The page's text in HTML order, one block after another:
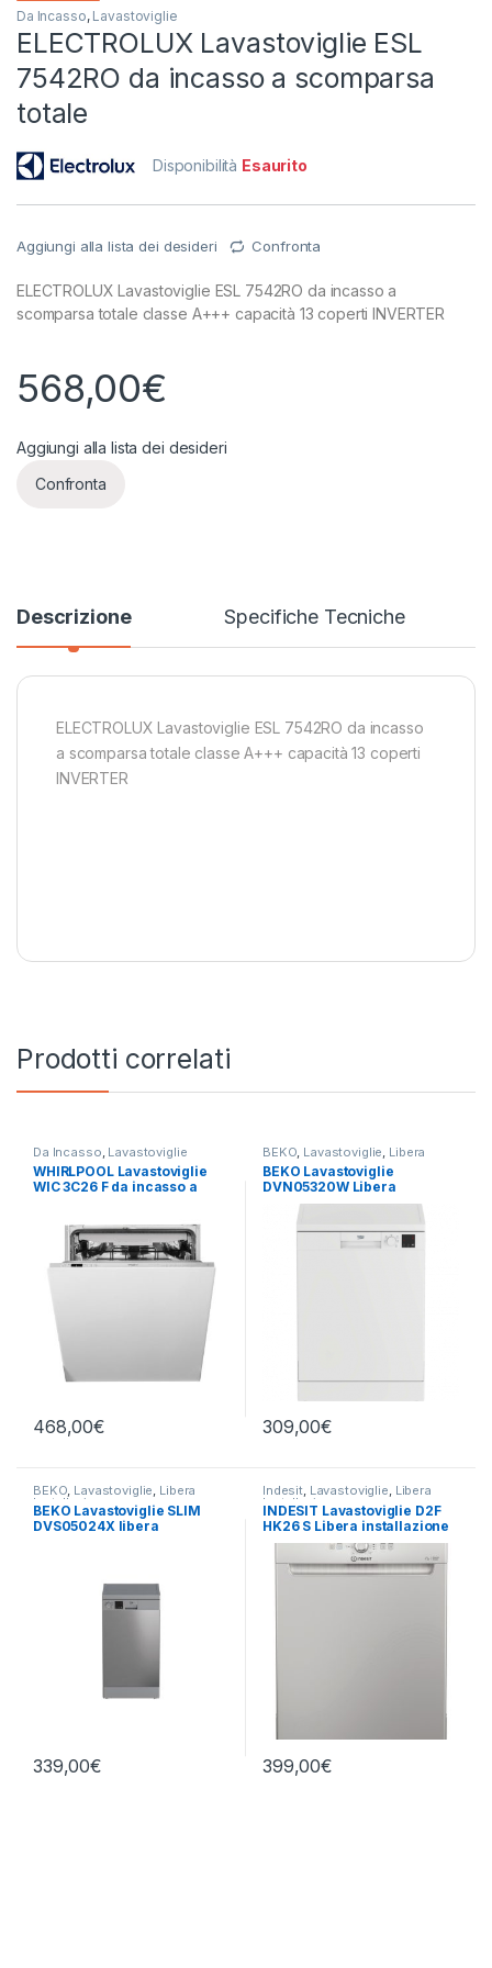
Da Incasso, Lavastoviglie
ELECTROLUX Lavastoviglie ESL
7542RO da incasso a scomparsa
totale
Disponibilità Esaurito
Aggiungi alla lista dei desideri Confronta
ELECTROLUX Lavastoviglie ESL 7542RO da incasso a
scomparsa totale classe A+++ capacità 13 coperti INVERTER
568,00€
Aggiungi alla lista dei desideri
Confronta
Descrizione Specifiche Tecniche
ELECTROLUX Lavastoviglie ESL 7542RO da incasso
a scomparsa totale classe A+++ capacità 13 coperti
INVERTER
Prodotti correlati
Da Incasso Lavastoviglie
WHIRLPOOL Lavastoviglie
WIC 3C26 F da incasso a
468,00€
BEKO Lavastoviglie Libera
Installazione
BEKO Lavastoviglie
DVN05320W Libera
installazione
309,00€
BEKO, Lavastoviglie, Libera
Installazione
BEKO Lavastoviglie SLIM
DVS05024X libera
339,00€
Indesit, Lavastoviglie, Libera
Installazione
INDESIT Lavastoviglie D2F
HK26 S Libera installazione
14 coperti
399,00€